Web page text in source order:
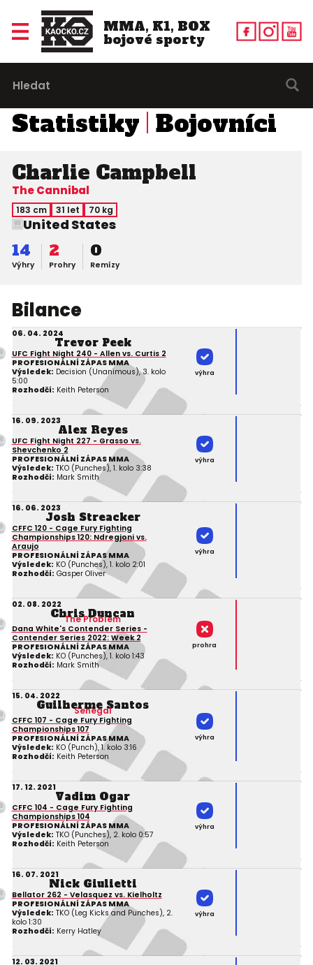
MMA, K1, BOX
bojové sporty
Statistiky Bojovníci
Charlie Campbell
The Cannibal
183 cm 31 let 70 kg
United States
Výhry
14
Prohry
2
Remízy
0
Bilance
06. 04. 2024
Trevor Peek
UFC Fight Night 240 - Allen vs. Curtis 2
PROFESIONÁLNÍ ZÁPAS MMA
Výsledek: Decision (Unanimous), 3. kolo
5:00
Rozhodčí: Keith Peterson
výhra
16. 09. 2023
Alex Reyes
UFC Fight Night 227 - Grasso vs.
Shevchenko 2
PROFESIONÁLNÍ ZÁPAS MMA
Výsledek: TKO (Punches), 1. kolo 3:38
Rozhodčí: Mark Smith
výhra
16. 06. 2023
Josh Streacker
CFFC 120 - Cage Fury Fighting
Championships 120: Ndregjoni vs.
Araujo
PROFESIONÁLNÍ ZÁPAS MMA
Výsledek: KO (Punches), 1. kolo 2:01
Rozhodčí: Gasper Oliver
výhra
02. 08. 2022
Chris Duncan
The Problem
Dana White's Contender Series -
Contender Series 2022: Week 2
PROFESIONÁLNÍ ZÁPAS MMA
Výsledek: KO (Punches), 1. kolo 1:43
Rozhodčí: Mark Smith
prohra
15. 04. 2022
Guilherme Santos
Senegal
CFFC 107 - Cage Fury Fighting
Championships 107
PROFESIONÁLNÍ ZÁPAS MMA
Výsledek: KO (Punch), 1. kolo 3:16
Rozhodčí: Keith Peterson
výhra
17. 12. 2021
Vadim Ogar
CFFC 104 - Cage Fury Fighting
Championships 104
PROFESIONÁLNÍ ZÁPAS MMA
Výsledek: TKO (Punches), 2. kolo 0:57
Rozhodčí: Keith Peterson
výhra
16. 07. 2021
Nick Giulietti
Bellator 262 - Velasquez vs. Kielholtz
PROFESIONÁLNÍ ZÁPAS MMA
Výsledek: TKO (Leg Kicks and Punches), 2.
kolo 1:30
Rozhodčí: Kerry Hatley
výhra
12. 03. 2021